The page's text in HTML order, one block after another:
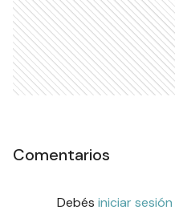
Comentarios
Debés iniciar sesión